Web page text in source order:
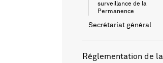
surveillance de la
Permanence
Secrétariat général
Réglementation de la